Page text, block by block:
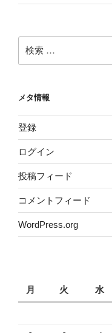
索:
メタ情報
登録
ログイン
投稿フィード
コメントフィード
WordPress.org
月
火 水